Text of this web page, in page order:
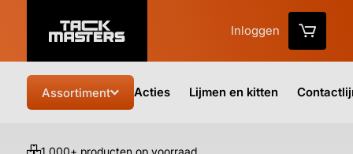
Inloggen
Assortiment Acties Lijmen en kitten
1.000+ producten op voorraad